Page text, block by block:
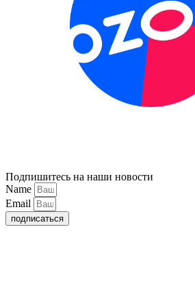
Подпишитесь на наши новости
Name
Email
подписаться